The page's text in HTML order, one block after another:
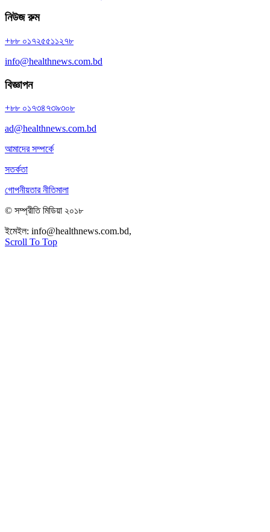
নিউজ রুম
+৮৮ ০১৭২৫৫১১২৭৮
info@healthnews.com.bd
বিজ্ঞাপন
+৮৮ ০১৭৩৪৭৩৯৩০৮
ad@healthnews.com.bd
আমাদের সম্পর্কে
সতর্কতা
গোপনীয়তার নীতিমালা
© সম্প্রীতি মিডিয়া ২০১৮
ইমেইল: info@healthnews.com.bd,
Scroll To Top